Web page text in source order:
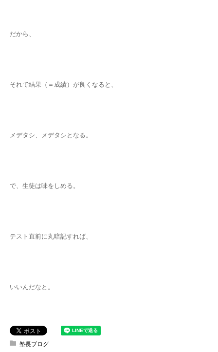
だから、
それで結果（＝成績）が良くなると、
メデタシ、メデタシとなる。
で、生徒は味をしめる。
テスト直前に丸暗記すれば、
いいんだなと。
塾長ブログ